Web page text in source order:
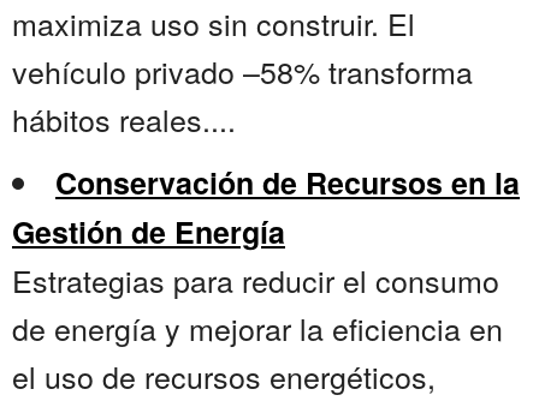
maximiza uso sin construir. El
vehículo privado –58% transforma
hábitos reales....
Conservación de Recursos en la
Gestión de Energía
Estrategias para reducir el consumo
de energía y mejorar la eficiencia en
el uso de recursos energéticos,